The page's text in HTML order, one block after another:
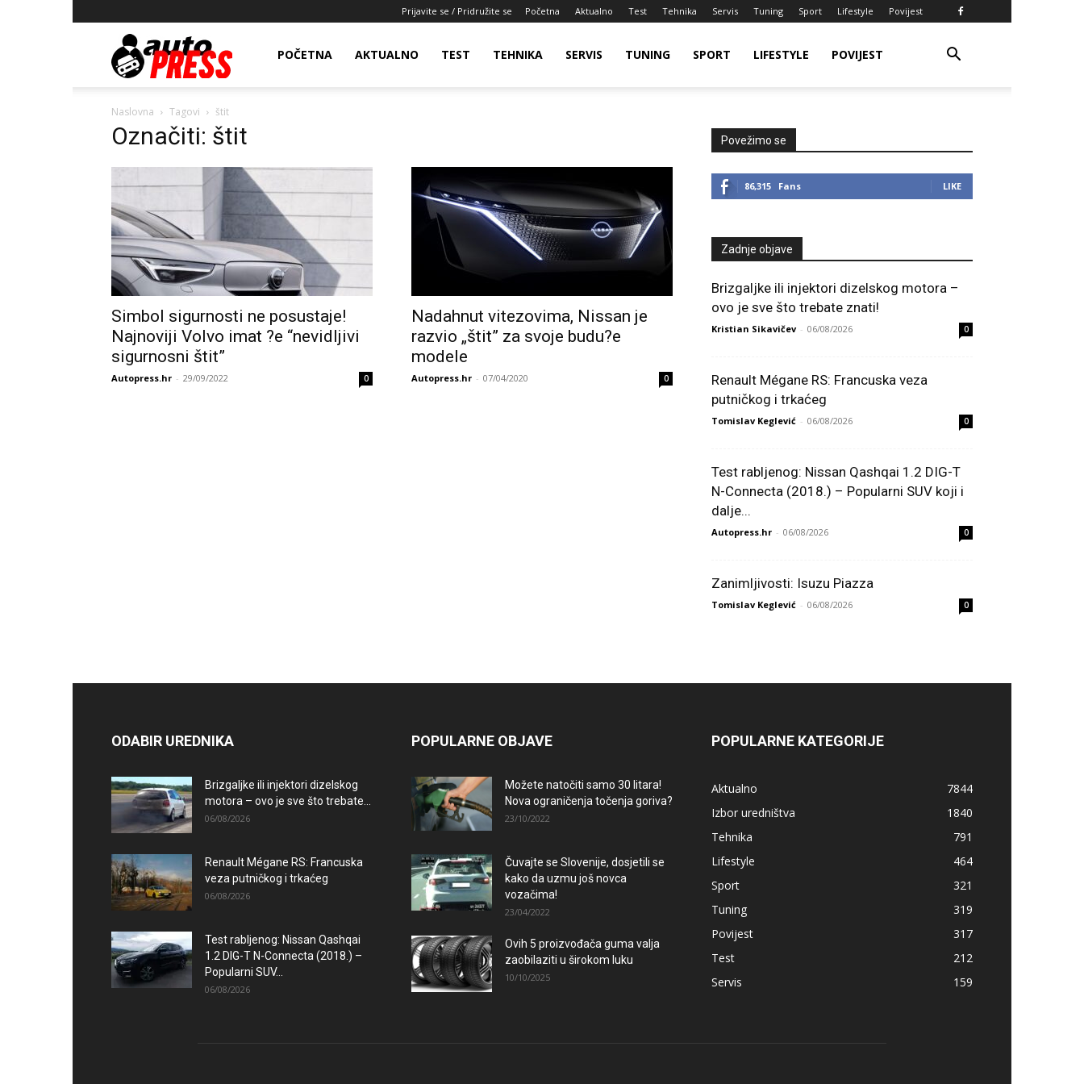
Prijavite se / Pridružite se Početna Aktualno Test Tehnika Servis Tuning Sport Lifestyle Povijest
AutopressHRPOČETNA AKTUALNO TEST TEHNIKA SERVIS TUNING SPORT LIFESTYLE POVIJEST
Naslovna Tagovi štit
Označiti: štit
Simbol sigurnosti ne posustaje!
Najnoviji Volvo imat ?e “nevidljivi
sigurnosni štit”
Autopress.hr - 29/09/2022 0
Nadahnut vitezovima, Nissan je
razvio „štit” za svoje budu?e
modele
Autopress.hr - 07/04/2020 0
Povežimo se
86,315 Fans LIKE
Zadnje objave
Brizgaljke ili injektori dizelskog motora –
ovo je sve što trebate znati!
Kristian Sikavičev - 06/08/2026 0
Renault Mégane RS: Francuska veza
putničkog i trkaćeg
Tomislav Keglević - 06/08/2026 0
Test rabljenog: Nissan Qashqai 1.2 DIG-T
N-Connecta (2018.) – Popularni SUV koji i
dalje...
Autopress.hr - 06/08/2026 0
Zanimljivosti: Isuzu Piazza
Tomislav Keglević - 06/08/2026 0
ODABIR UREDNIKA
Brizgaljke ili injektori dizelskog
motora – ovo je sve što trebate...
06/08/2026
Renault Mégane RS: Francuska
veza putničkog i trkaćeg
06/08/2026
Test rabljenog: Nissan Qashqai
1.2 DIG-T N-Connecta (2018.) –
Popularni SUV...
06/08/2026
POPULARNE OBJAVE
Možete natočiti samo 30 litara!
Nova ograničenja točenja goriva?
23/10/2022
Čuvajte se Slovenije, dosjetili se
kako da uzmu još novca
vozačima!
23/04/2022
Ovih 5 proizvođača guma valja
zaobilaziti u širokom luku
10/10/2025
POPULARNE KATEGORIJE
Aktualno
7844
Izbor uredništva
1840
Tehnika
791
Lifestyle
464
Sport
321
Tuning
319
Povijest
317
Test
212
Servis
159